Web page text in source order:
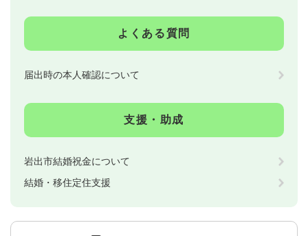
よくある質問
届出時の本人確認について
支援・助成
岩出市結婚祝金について
結婚・移住定住支援